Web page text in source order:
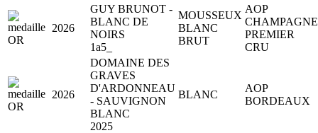
2026
GUY BRUNOT -
BLANC DE
NOIRS
1a5_
MOUSSEUX
BLANC
BRUT
AOP
CHAMPAGNE
PREMIER
CRU
2026
DOMAINE DES
GRAVES
D'ARDONNEAU
- SAUVIGNON
BLANC
2025
BLANC
AOP
BORDEAUX